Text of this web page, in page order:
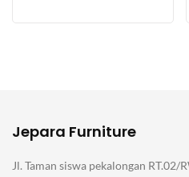
Jepara Furniture
Jl. Taman siswa pekalongan RT.02/